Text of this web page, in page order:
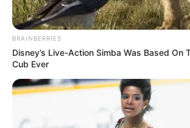
BRAINBERRIES
Disney’s Live-Action Simba Was Based On
Cub Ever